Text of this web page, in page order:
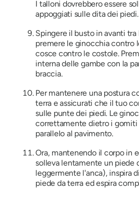
I talloni dovrebbero essere
appoggiati sulle dita dei piedi.
Spingere il busto in avanti tra
premere le ginocchia contro
cosce contro le costole.
interna delle gambe con la
braccia.
Per mantenere una postura
terra e assicurati che il tuo
sulle punte dei piedi. Le
correttamente dietro i gomiti
parallelo al pavimento.
Ora, mantenendo il corpo in
solleva lentamente un piede
leggermente l'anca), inspira
piede da terra ed espira